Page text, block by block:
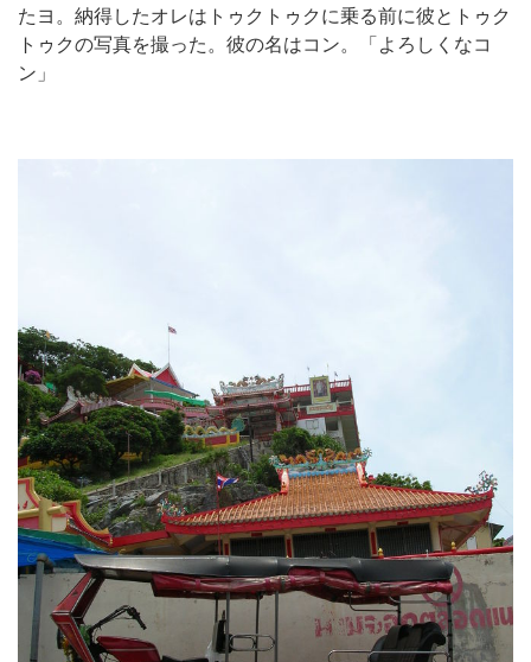
たヨ。納得したオレはトゥクトゥクに乗る前に彼とトゥク
トゥクの写真を撮った。彼の名はコン。「よろしくなコ
ン」